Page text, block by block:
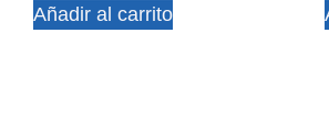
Añadir al carrito